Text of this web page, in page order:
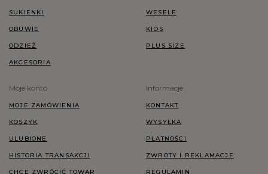
SUKIENKI
OBUWIE
ODZIEŻ
AKCESORIA
WESELE
KIDS
PLUS SIZE
Moje konto
MOJE ZAMÓWIENIA
KOSZYK
ULUBIONE
HISTORIA TRANSAKCJI
CHCĘ ZWRÓCIĆ TOWAR
Informacje
KONTAKT
WYSYŁKA
PŁATNOŚCI
ZWROTY I REKLAMACJE
REGULAMIN